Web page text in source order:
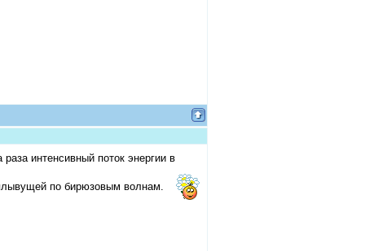
интенсивный поток энергии в
по бирюзовым волнам.